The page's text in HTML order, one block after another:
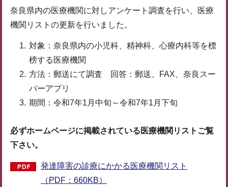
奈良県内の医療機関に対しアンケート調査を行い、医療
機関リストの更新を行いました。
対象：奈良県内の小児科、精神科、心療内科等を標
榜する医療機関
方法：郵送にて調査 回答：郵送、FAX、奈良スー
パーアプリ
期間：令和7年1月中旬～令和7年1月下旬
必ずホームページに掲載されている医療機関リストご覧
下さい。
発達障害の診療にかかる医療機関リスト
（PDF：660KB）